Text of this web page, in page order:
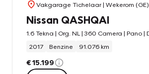
Vakgarage Tichelaar| Wekerom (GE)
Nissan QASHQAI
2017
Benzine 91.076 km
€ 15.199